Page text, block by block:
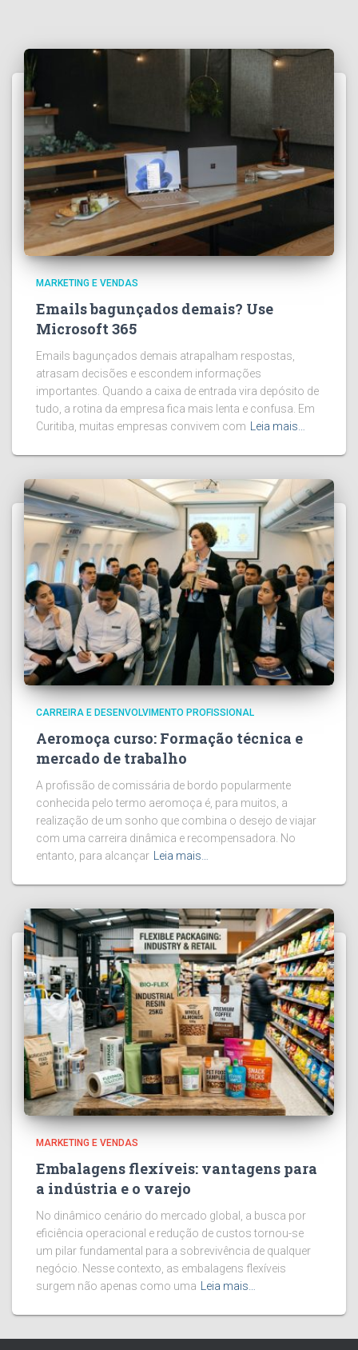
MARKETING E VENDAS
Emails bagunçados demais? Use
Microsoft 365
Emails bagunçados demais atrapalham respostas,
atrasam decisões e escondem informações
importantes. Quando a caixa de entrada vira depósito de
tudo, a rotina da empresa fica mais lenta e confusa. Em
Curitiba, muitas empresas convivem com
Leia mais…
CARREIRA E DESENVOLVIMENTO PROFISSIONAL
Aeromoça curso: Formação técnica e
mercado de trabalho
A profissão de comissária de bordo popularmente
conhecida pelo termo aeromoça é, para muitos, a
realização de um sonho que combina o desejo de viajar
com uma carreira dinâmica e recompensadora. No
entanto, para alcançar Leia mais…
MARKETING E VENDAS
Embalagens flexíveis: vantagens para
a indústria e o varejo
No dinâmico cenário do mercado global, a busca por
eficiência operacional e redução de custos tornou-se
um pilar fundamental para a sobrevivência de qualquer
negócio. Nesse contexto, as embalagens flexíveis
surgem não apenas como uma
Leia mais…